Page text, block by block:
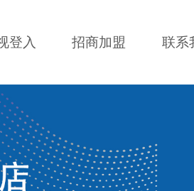
登入 招商加盟 联系